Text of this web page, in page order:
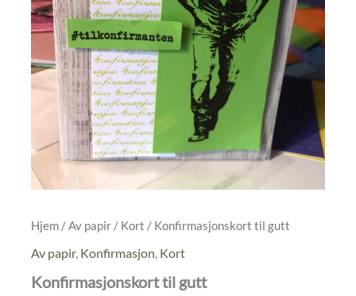
Hjem /Av papir / Kort / Konfirmasjonskort til gutt
Av papir, Konfirmasjon, Kort
Konfirmasjonskort til gutt